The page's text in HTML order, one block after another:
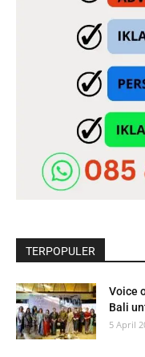
TERPOPULER
Voice
Bali
5 April